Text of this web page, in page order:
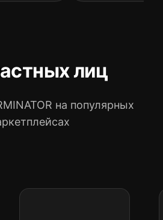
лиц
на популярных